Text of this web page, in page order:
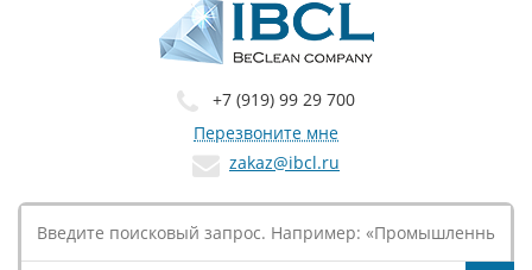
+7 (919) 99 29 700
Перезвоните мне
zakaz@ibcl.ru